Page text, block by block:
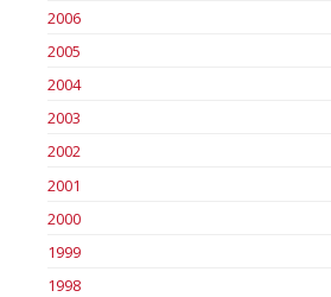
2006
2005
2004
2003
2002
2001
2000
1999
1998